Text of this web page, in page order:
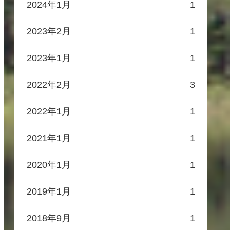
2024年1月 1
2023年2月 1
2023年1月 1
2022年2月 3
2022年1月 1
2021年1月 1
2020年1月 1
2019年1月 1
2018年9月 1